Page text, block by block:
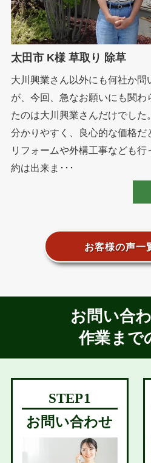
太田市 K様 草取り 除草
大川興業さん以外にも何社か問
が、今回、急なお願いにも関
たのは大川興業さんだけでし
分かりやすく、良心的な価格だ
リフォームや外構工事なども
約は出来ま･･･
お客様の声一
お問い合
作業まで
お問い合わせ